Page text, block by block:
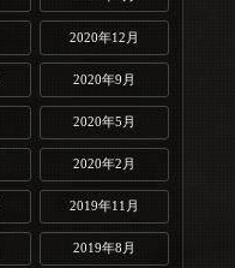
2020年12月
2020年9月
2020年5月
2020年2月
2019年11月
2019年8月